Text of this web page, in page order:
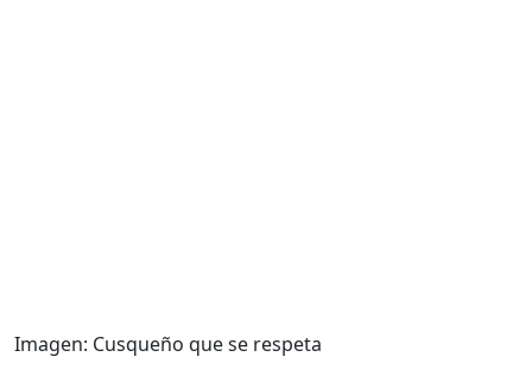
Imagen: Cusqueño que se respeta